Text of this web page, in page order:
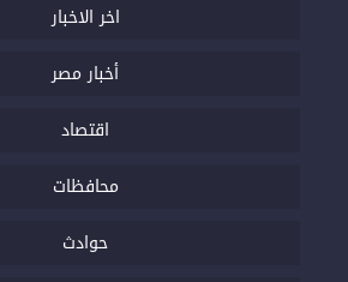
اخر الاخبار
أخبار مصر
اقتصاد
محافظات
حوادث